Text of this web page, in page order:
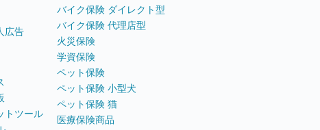
広告
トツール
バイク保険 ダイレクト型
バイク保険 代理店型
火災保険
学資保険
ペット保険
ペット保険 小型犬
ペット保険 猫
医療保険商品